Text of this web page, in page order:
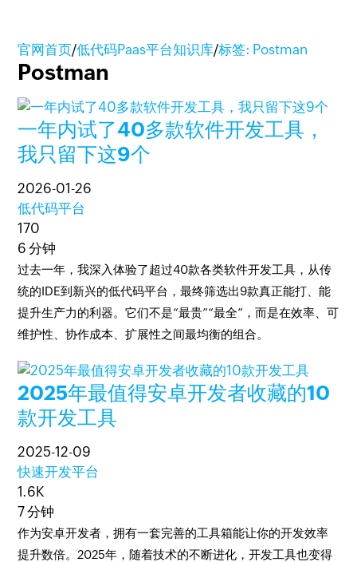
官网首页/低代码Paas平台知识库/标签: Postman
Postman
一年内试了40多款软件开发工具，
我只留下这9个
2026-01-26
低代码平台
170
6 分钟
过去一年，我深入体验了超过40款各类软件开发工具，从传
统的IDE到新兴的低代码平台，最终筛选出9款真正能打、能
提升生产力的利器。它们不是“最贵”“最全”，而是在效率、可
维护性、协作成本、扩展性之间最均衡的组合。
2025年最值得安卓开发者收藏的10
款开发工具
2025-12-09
快速开发平台
1.6K
7 分钟
作为安卓开发者，拥有一套完善的工具箱能让你的开发效率
提升数倍。2025年，随着技术的不断进化，开发工具也变得